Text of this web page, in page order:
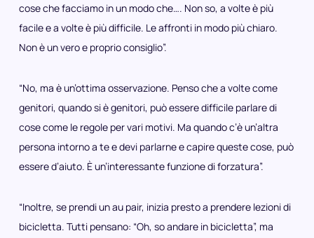
cose che facciamo in un modo che…. Non so, a volte è più
facile e a volte è più difficile. Le affronti in modo più chiaro.
Non è un vero e proprio consiglio”.
“No, ma è un’ottima osservazione. Penso che a volte come
genitori, quando si è genitori, può essere difficile parlare di
cose come le regole per vari motivi. Ma quando c’è un’altra
persona intorno a te e devi parlarne e capire queste cose, può
essere d’aiuto. È un’interessante funzione di forzatura”.
“Inoltre, se prendi un au pair, inizia presto a prendere lezioni di
bicicletta. Tutti pensano: “Oh, so andare in bicicletta”, ma